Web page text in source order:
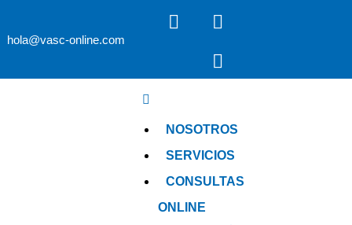
hola@vasc-online.com
NOSOTROS
SERVICIOS
CONSULTAS
ONLINE